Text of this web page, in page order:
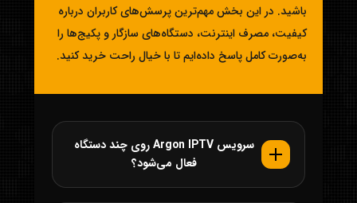
باشید. در این بخش مهم‌ترین پرسش‌های کاربران درباره
کیفیت، مصرف اینترنت، دستگاه‌های سازگار و پکیج‌ها را
به‌صورت کامل پاسخ داده‌ایم تا با خیال راحت خرید کنید.
سرویس Argon IPTV روی چند دستگاه
فعال می‌شود؟